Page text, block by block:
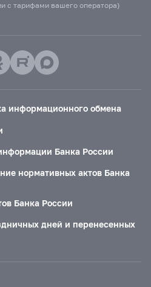
с тарифами вашего оператора)
информационного обмена
Банка России
нормативных актов Банка
Банка России
дней и перенесенных